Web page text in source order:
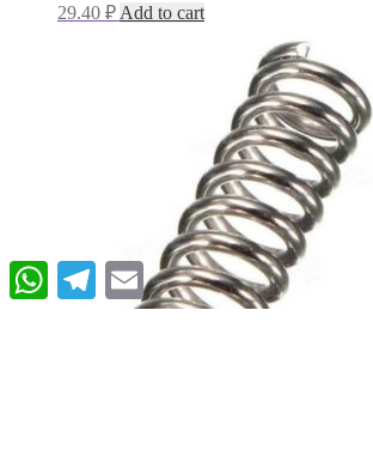
29.40 ₽ Add to cart
WhatsAppTelegramEmail